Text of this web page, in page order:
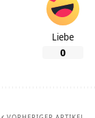
Liebe
0